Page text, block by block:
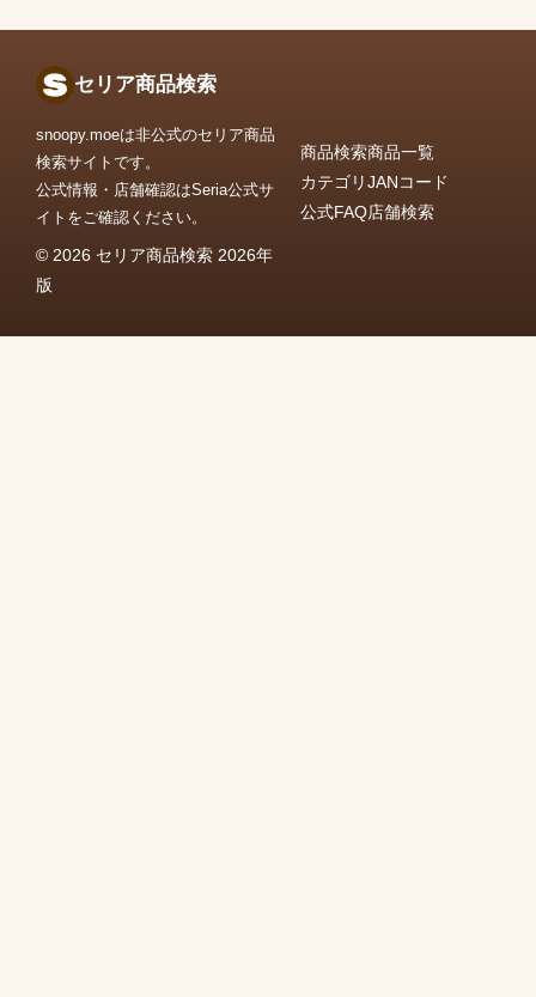
セリア商品検索
snoopy.moeは非公式のセリア商品
検索サイトです。
公式情報・店舗確認はSeria公式サ
イトをご確認ください。
© 2026 セリア商品検索 2026年
版
商品検索商品一覧
カテゴリJANコード
公式FAQ店舗検索